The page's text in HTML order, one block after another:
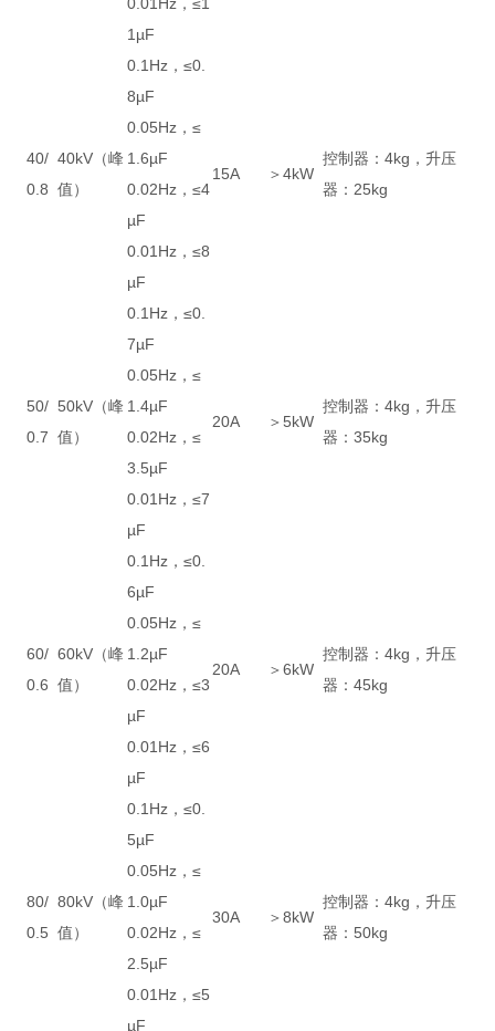
0.01Hz，≤1
1µF
40/
0.8
40kV（峰
值）
0.1Hz，≤0.
8µF
15A ＞4kW
控制器：4kg，升压
器：25kg
0.05Hz，≤
1.6µF
0.02Hz，≤4
µF
0.01Hz，≤8
µF
50/
0.7
50kV（峰
值）
0.1Hz，≤0.
7µF
20A ＞5kW
控制器：4kg，升压
器：35kg
0.05Hz，≤
1.4µF
0.02Hz，≤
3.5µF
0.01Hz，≤7
µF
60/
0.6
60kV（峰
值）
0.1Hz，≤0.
6µF
20A ＞6kW
控制器：4kg，升压
器：45kg
0.05Hz，≤
1.2µF
0.02Hz，≤3
µF
0.01Hz，≤6
µF
80/
0.5
80kV（峰
值）
0.1Hz，≤0.
5µF
30A ＞8kW
控制器：4kg，升压
器：50kg
0.05Hz，≤
1.0µF
0.02Hz，≤
2.5µF
0.01Hz，≤5
µF